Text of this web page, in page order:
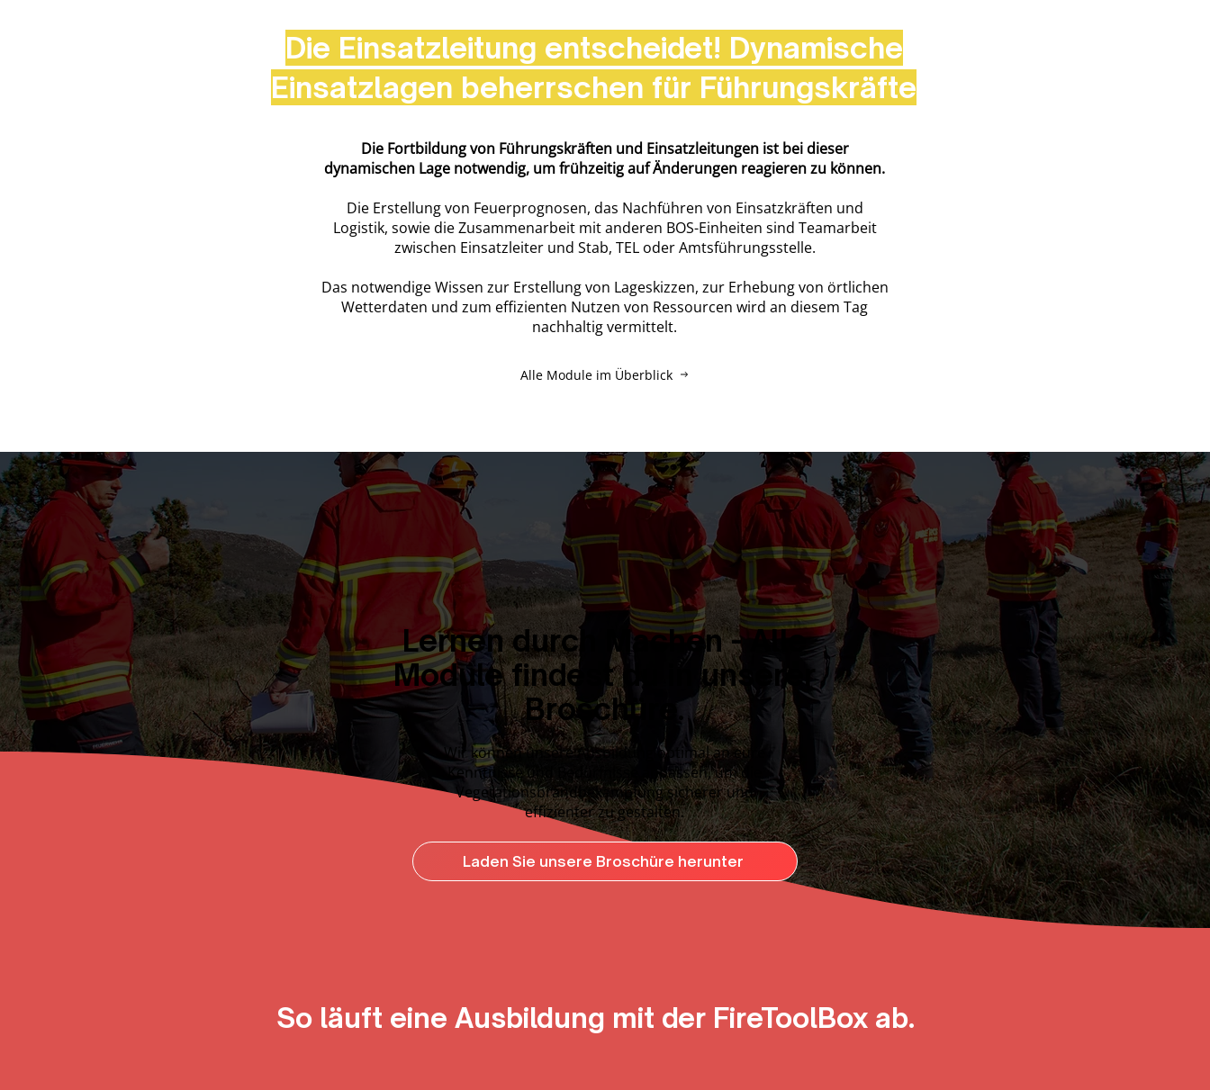
Die Einsatzleitung entscheidet! Dynamische
Einsatzlagen beherrschen für Führungskräfte
Die Fortbildung von Führungskräften und Einsatzleitungen ist bei dieser
dynamischen Lage notwendig, um frühzeitig auf Änderungen reagieren zu können.
Die Erstellung von Feuerprognosen, das Nachführen von Einsatzkräften und
Logistik, sowie die Zusammenarbeit mit anderen BOS-Einheiten sind Teamarbeit
zwischen Einsatzleiter und Stab, TEL oder Amtsführungsstelle.
Das notwendige Wissen zur Erstellung von Lageskizzen, zur Erhebung von örtlichen
Wetterdaten und zum effizienten Nutzen von Ressourcen wird an diesem Tag
nachhaltig vermittelt.
Alle Module im Überblick
Lernen durch Machen - Alle
Module findest du in unserer
Broschüre.
Wir können unsere Ausbildung optimal an eure
Kenntnisse und Bedürfnisse anpassen, um die
Vegetationsbrandbekämpfung sicherer und
effizienter zu gestalten.
Laden Sie unsere Broschüre herunter
So läuft eine Ausbildung mit der FireToolBox ab.